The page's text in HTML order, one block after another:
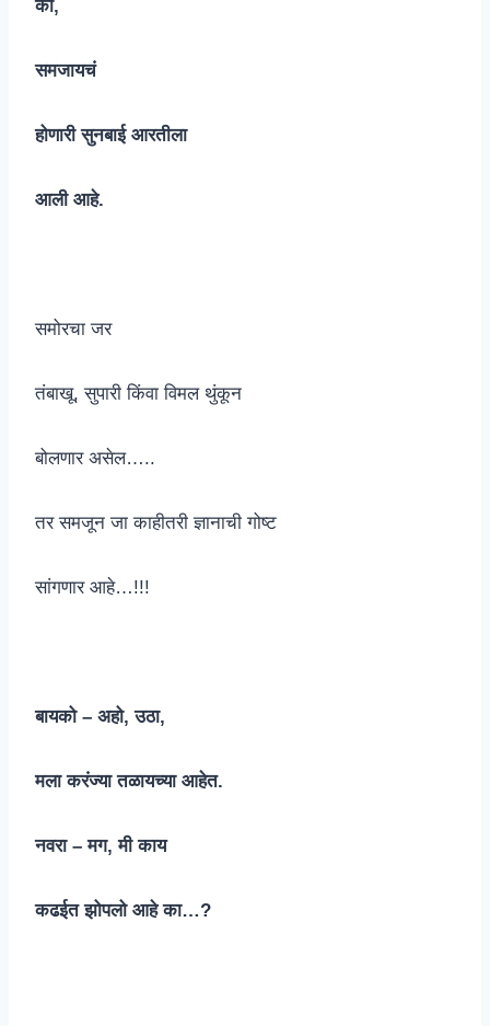
की,
समजायचं
होणारी सुनबाई आरतीला
आली आहे.
समोरचा जर
तंबाखू, सुपारी किंवा विमल थुंकून
बोलणार असेल…..
तर समजून जा काहीतरी ज्ञानाची गोष्ट
सांगणार आहे…!!!
बायको – अहो, उठा,
मला करंज्या तळायच्या आहेत.
नवरा – मग, मी काय
कढईत झोपलो आहे का…?